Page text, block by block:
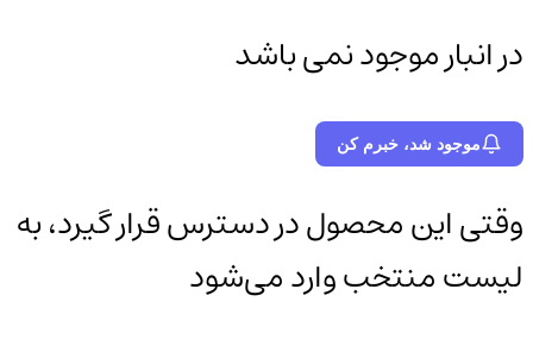
در انبار موجود نمی باشد
موجود شد، خبرم کن
وقتی این محصول در دسترس قرار گیرد، به
لیست منتخب وارد می‌شود